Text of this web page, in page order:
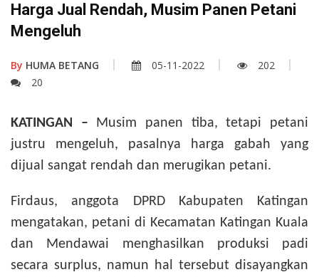
Harga Jual Rendah, Musim Panen Petani
Mengeluh
By HUMA BETANG 05-11-2022
202
20
KATINGAN – Musim panen tiba, tetapi petani
justru mengeluh, pasalnya harga gabah yang
dijual sangat rendah dan merugikan petani.
Firdaus, anggota DPRD Kabupaten Katingan
mengatakan, petani di Kecamatan Katingan Kuala
dan Mendawai menghasilkan produksi padi
secara surplus, namun hal tersebut disayangkan